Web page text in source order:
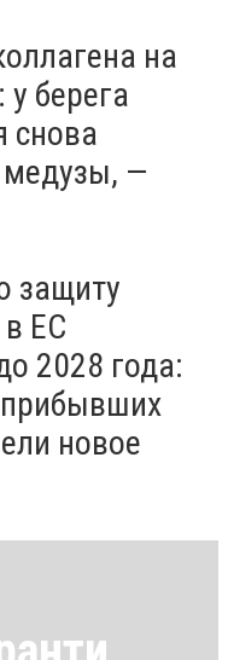
на
у берега
снова
медузы, —
защиту
ЕС
2028 года:
новое